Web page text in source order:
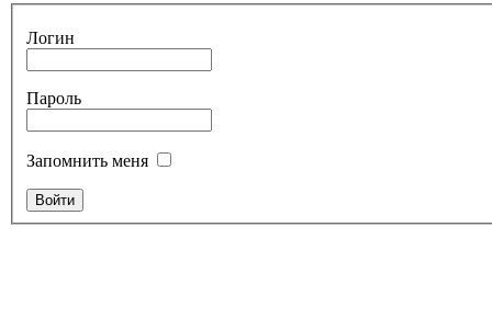
Логин
Пароль
Запомнить меня